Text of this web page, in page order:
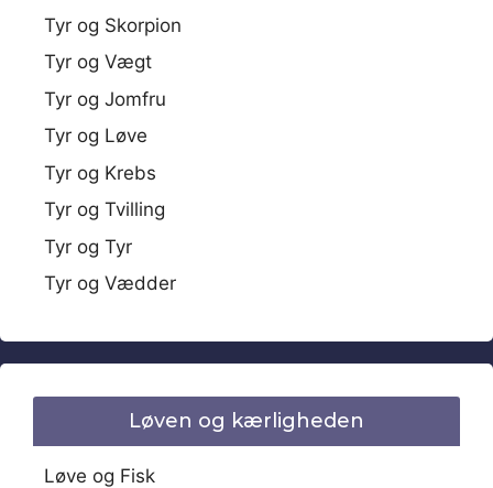
Tyr og Skorpion
Tyr og Vægt
Tyr og Jomfru
Tyr og Løve
Tyr og Krebs
Tyr og Tvilling
Tyr og Tyr
Tyr og Vædder
Løven og kærligheden
Løve og Fisk